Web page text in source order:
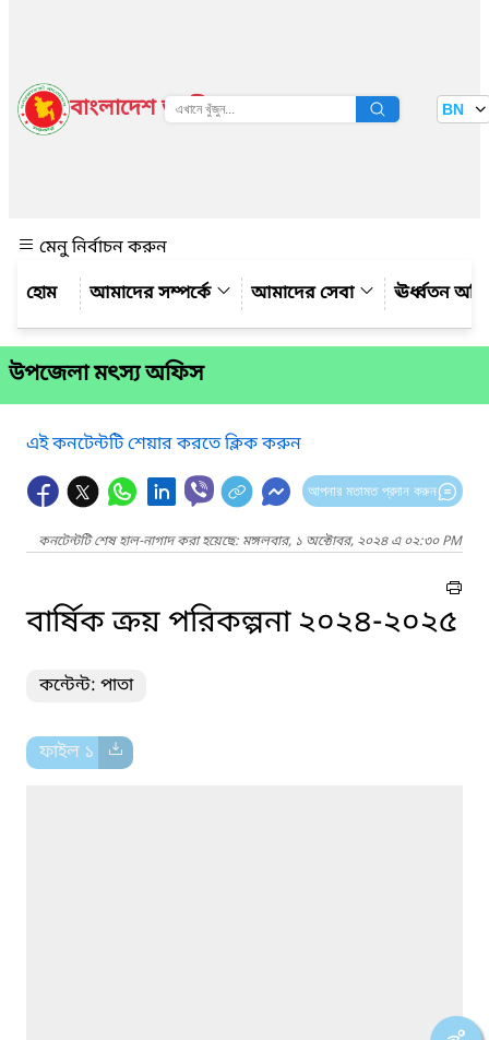
বাংলাদেশ জাতীয় তথ্য বাতায়ন BN
মেনু নির্বাচন করুন
আমাদের সম্পর্কে
আমাদের সেবা ঊর্ধ্বতন
উপজেলা মৎস্য অফিস
এই কনটেন্টটি শেয়ার করতে ক্লিক করুন
আপনার মতামত প্রদান করুন
কনটেন্টটি শেষ হাল-নাগাদ করা হয়েছে: মঙ্গলবার, ১ অক্টোবর, ২০২৪ এ ০২:৩০ PM
বার্ষিক ক্রয় পরিকল্পনা ২০২৪-২০২৫
কন্টেন্ট: পাতা
ফাইল ১